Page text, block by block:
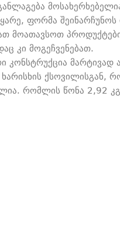
განლაგება
ფორმა შეინარჩუნოს
მოათავსოთ
კი მოგეჩვენებათ.
კონსტრუქცია მარტივად
ქსოვილისგან,
რომლის წონა 2,92